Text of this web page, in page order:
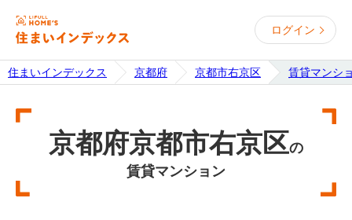
ログイン
住まいインデックス 京都府 京都市右京区 賃貸マンシ
京都府京都市右京区の
賃貸マンション